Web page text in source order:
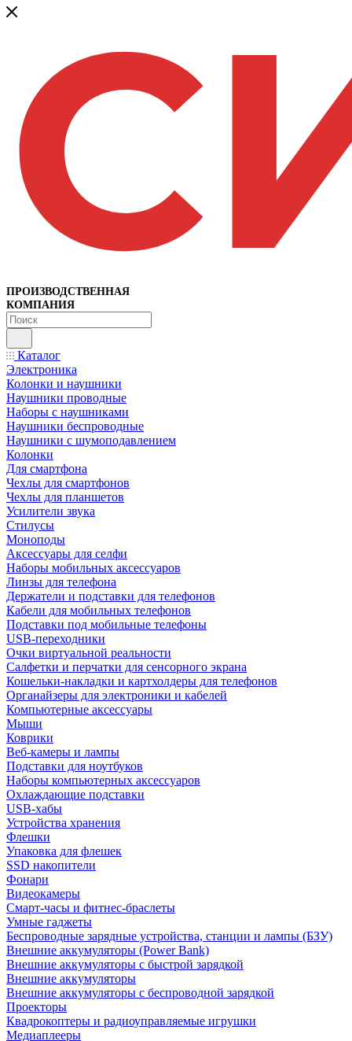
ПРОИЗВОДСТВЕННАЯ
КОМПАНИЯ
Каталог
Электроника
Колонки и наушники
Наушники проводные
Наборы с наушниками
Наушники беспроводные
Наушники с шумоподавлением
Колонки
Для смартфона
Чехлы для смартфонов
Чехлы для планшетов
Усилители звука
Стилусы
Моноподы
Аксессуары для селфи
Наборы мобильных аксессуаров
Линзы для телефона
Держатели и подставки для телефонов
Кабели для мобильных телефонов
Подставки под мобильные телефоны
USB-переходники
Очки виртуальной реальности
Салфетки и перчатки для сенсорного экрана
Кошельки-накладки и картхолдеры для телефонов
Органайзеры для электроники и кабелей
Компьютерные аксессуары
Мыши
Коврики
Веб-камеры и лампы
Подставки для ноутбуков
Наборы компьютерных аксессуаров
Охлаждающие подставки
USB-хабы
Устройства хранения
Флешки
Упаковка для флешек
SSD накопители
Фонари
Видеокамеры
Смарт-часы и фитнес-браслеты
Умные гаджеты
Беспроводные зарядные устройства, станции и лампы (БЗУ)
Внешние аккумуляторы (Power Bank)
Внешние аккумуляторы с быстрой зарядкой
Внешние аккумуляторы
Внешние аккумуляторы с беспроводной зарядкой
Проекторы
Квадрокоптеры и радиоуправляемые игрушки
Медиаплееры